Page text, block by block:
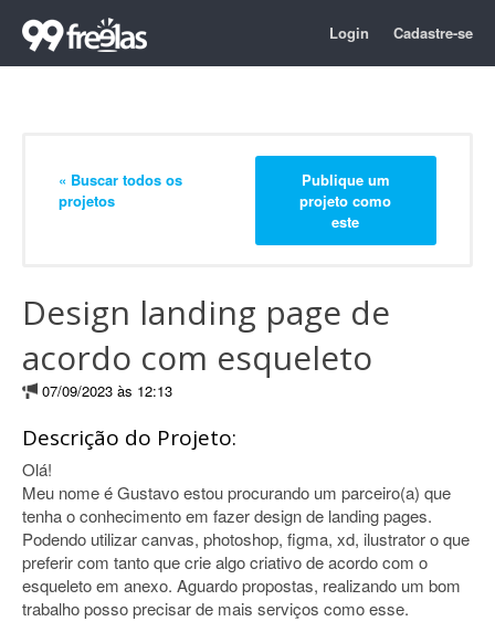
Login Cadastre-se
« Buscar todos os
projetos
Publique um
projeto como
este
Design landing page de
acordo com esqueleto
07/09/2023 às 12:13
Descrição do Projeto:
Olá!
Meu nome é Gustavo estou procurando um parceiro(a) que
tenha o conhecimento em fazer design de landing pages.
Podendo utilizar canvas, photoshop, figma, xd, ilustrator o que
preferir com tanto que crie algo criativo de acordo com o
esqueleto em anexo. Aguardo propostas, realizando um bom
trabalho posso precisar de mais serviços como esse.